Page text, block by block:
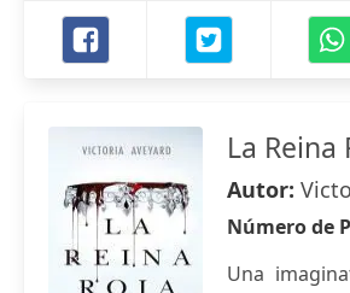
La Reina
Autor:
Número de
Una